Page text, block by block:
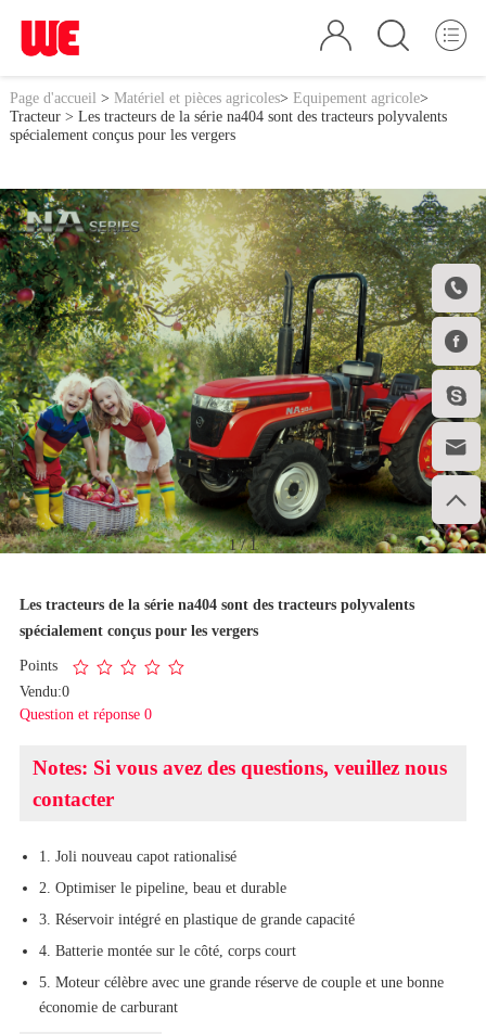





Page d'accueil > Matériel et pièces agricoles> Equipement agricole>
Tracteur> Les tracteurs de la série na404 sont des tracteurs polyvalents
spécialement conçus pour les vergers
1/1
Les tracteurs de la série na404 sont des tracteurs polyvalents
spécialement conçus pour les vergers
Points
Vendu:0
Question et réponse 0
Notes: Si vous avez des questions, veuillez nous
contacter
1. Joli nouveau capot rationalisé
2. Optimiser le pipeline, beau et durable
3. Réservoir intégré en plastique de grande capacité
4. Batterie montée sur le côté, corps court
5. Moteur célèbre avec une grande réserve de couple et une bonne
économie de carburant